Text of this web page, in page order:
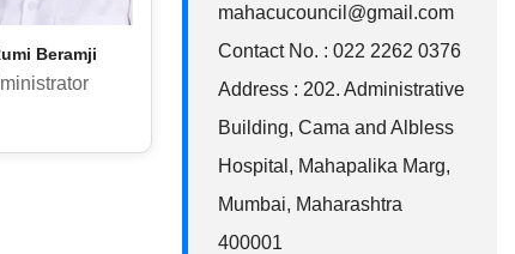
Beramji
mahacucouncil@gmail.com
Contact No. : 022 2262 0376
Address : 202. Administrative
Building, Cama and Albless
Hospital, Mahapalika Marg,
Mumbai, Maharashtra
400001